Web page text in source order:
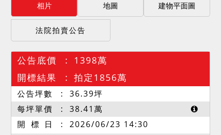
相片 地圖 建物平面圖
法院拍賣公告
公告底價
1398萬
開標結果
拍定1856萬
公告坪數 36.39坪
每坪單價
38.41萬
開 標 日
2026/06/23 14:30